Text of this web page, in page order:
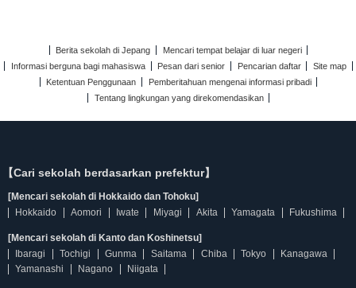
Berita sekolah di Jepang
Mencari tempat belajar di luar negeri
Informasi berguna bagi mahasiswa
Pesan dari senior Pencarian daftar
Site map
Ketentuan Penggunaan
Pemberitahuan mengenai informasi pribadi
Tentang lingkungan yang direkomendasikan
【Cari sekolah berdasarkan prefektur】
[Mencari sekolah di Hokkaido dan Tohoku]
Hokkaido
Aomori Iwate Miyagi Akita Yamagata Fukushima
[Mencari sekolah di Kanto dan Koshinetsu]
Ibaragi
Tochigi Gunma Saitama Chiba Tokyo
Kanagawa
Yamanashi
Nagano Niigata